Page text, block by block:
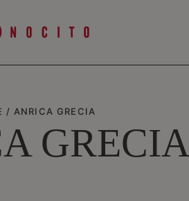
/ ANRICA GRECIA